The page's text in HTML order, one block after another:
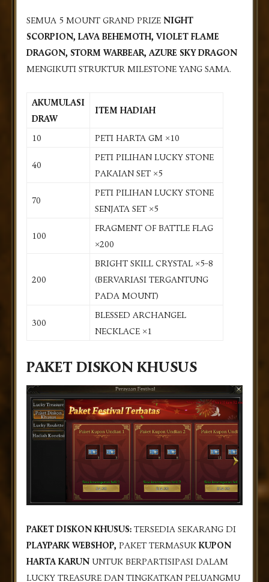
SEMUA 5 MOUNT GRAND PRIZE NIGHT
SCORPION, LAVA BEHEMOTH, VIOLET FLAME
DRAGON, STORM WARBEAR, AZURE SKY DRAGON
MENGIKUTI STRUKTUR MILESTONE YANG SAMA.
AKUMULASI
DRAW
ITEM HADIAH
10 PETI HARTA GM ×10
40
PETI PILIHAN LUCKY STONE
PAKAIAN SET ×5
70
PETI PILIHAN LUCKY STONE
SENJATA SET ×5
100
FRAGMENT OF BATTLE FLAG
×200
200
BRIGHT SKILL CRYSTAL ×5–8
(BERVARIASI TERGANTUNG
PADA MOUNT)
300
BLESSED ARCHANGEL
NECKLACE ×1
PAKET DISKON KHUSUS
PAKET DISKON KHUSUS: TERSEDIA SEKARANG DI
PLAYPARK WEBSHOP, PAKET TERMASUK KUPON
HARTA KARUN UNTUK BERPARTISIPASI DALAM
LUCKY TREASURE DAN TINGKATKAN PELUANGMU